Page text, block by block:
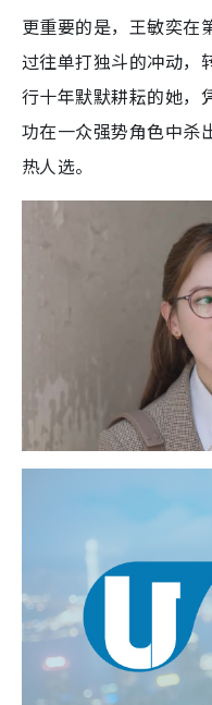
更重要的是，王敏奕在
过往单打独斗的冲动，
行十年默默耕耘的她
功在一众强势角色中杀
热人选。